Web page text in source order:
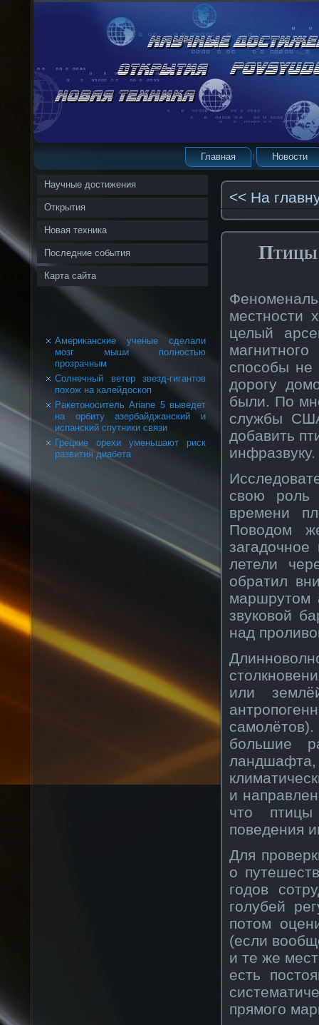
Главная Новости
Научные достижения
Открытия
Новая техника
Последние события
Карта сайта
Американские ученые сделали
мозг мыши полностью
прозрачным
Солнечный ветер звезд-гигантов
похож на калейдоскоп
Ракетоноситель Ariane 5 выведет
на орбиту азербайджанский и
испанский спутники связи
Грецкие орехи уменьшают риск
развития диабета
<< На
Птицы
местности
целый
способы не
дорогу
были. По
службы
добавить
инфразвуку.
свою роль
времени
Поводом
летели
обратил
маршрутом
звуковой
над
или
большие
и
что птицы
поведения
Для
о
годов
голубей
потом
(если
и те же
есть
прямого